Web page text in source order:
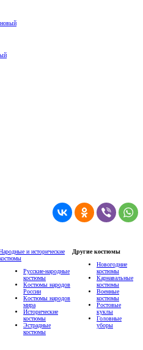
и исторические
Русские-народные
костюмы
Костюмы народов
России
Костюмы народов
мира
Исторические
костюмы
Эстрадные
костюмы
Другие костюмы
Новогодние
костюмы
Карнавальные
костюмы
Военные
костюмы
Ростовые
куклы
Головные
уборы